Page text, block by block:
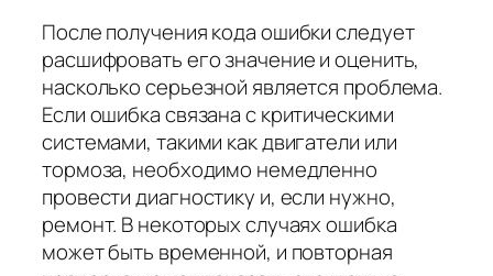
После получения кода ошибки следует
расшифровать его значение и оценить,
насколько серьезной является проблема.
Если ошибка связана с критическими
системами, такими как двигатели или
тормоза, необходимо немедленно
провести диагностику и, если нужно,
ремонт. В некоторых случаях ошибка
может быть временной, и повторная